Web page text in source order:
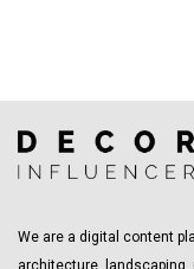
We are a digital content
architecture, landscaping,